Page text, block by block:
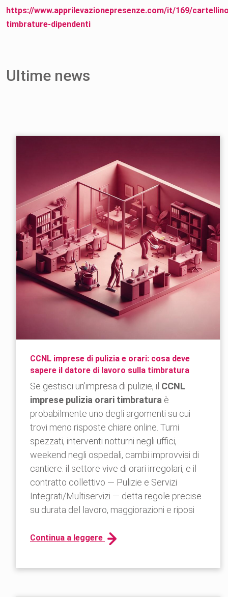
https://www.apprilevazionepresenze.com/it/169/
timbrature-dipendenti
Ultime news
CCNL imprese di pulizia e orari: cosa deve
sapere il datore di lavoro sulla timbratura
Se gestisci un'impresa di pulizie, il CCNL
imprese pulizia orari timbratura è
probabilmente uno degli argomenti su cui
trovi meno risposte chiare online. Turni
spezzati, interventi notturni negli uffici,
weekend negli ospedali, cambi improvvisi di
cantiere: il settore vive di orari irregolari, e il
contratto collettivo — Pulizie e Servizi
Integrati/Multiservizi — detta regole precise
su durata del lavoro, maggiorazioni e riposi
Continua a leggere